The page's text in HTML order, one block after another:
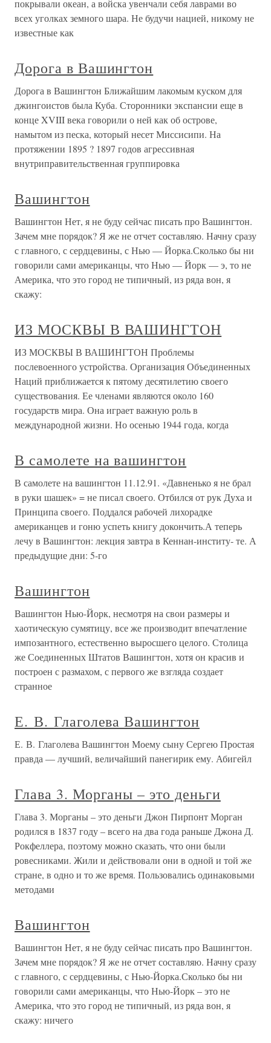
покрывали океан, а войска увенчали себя лаврами во
всех уголках земного шара. Не будучи нацией, никому не
известные как
Дорога в Вашингтон
Дорога в Вашингтон Ближайшим лакомым куском для
джингоистов была Куба. Сторонники экспансии еще в
конце XVIII века говорили о ней как об острове,
намытом из песка, который несет Миссисипи. На
протяжении 1895 ? 1897 годов агрессивная
внутриправительственная группировка
Вашингтон
Вашингтон Нет, я не буду сейчас писать про Вашингтон.
Зачем мне порядок? Я же не отчет составляю. Начну сразу
с главного, с сердцевины, с Нью — Йорка.Сколько бы ни
говорили сами американцы, что Нью — Йорк — э, то не
Америка, что это город не типичный, из ряда вон, я
скажу:
ИЗ МОСКВЫ В ВАШИНГТОН
ИЗ МОСКВЫ В ВАШИНГТОН Проблемы
послевоенного устройства. Организация Объединенных
Наций приближается к пятому десятилетию своего
существования. Ее членами являются около 160
государств мира. Она играет важную роль в
международной жизни. Но осенью 1944 года, когда
В самолете на вашингтон
В самолете на вашингтон 11.12.91. «Давненько я не брал
в руки шашек» = не писал своего. Отбился от рук Духа и
Принципа своего. Поддался рабочей лихорадке
американцев и гоню успеть книгу докончить.А теперь
лечу в Вашингтон: лекция завтра в Кеннан-институ- те. А
предыдущие дни: 5-го
Вашингтон
Вашингтон Нью-Йорк, несмотря на свои размеры и
хаотическую сумятицу, все же производит впечатление
импозантного, естественно выросшего целого. Столица
же Соединенных Штатов Вашингтон, хотя он красив и
построен с размахом, с первого же взгляда создает
странное
Е. В. Глаголева Вашингтон
Е. В. Глаголева Вашингтон Моему сыну Сергею Простая
правда — лучший, величайший панегирик ему. Абигейл
Глава 3. Морганы – это деньги
Глава 3. Морганы – это деньги Джон Пирпонт Морган
родился в 1837 году – всего на два года раньше Джона Д.
Рокфеллера, поэтому можно сказать, что они были
ровесниками. Жили и действовали они в одной и той же
стране, в одно и то же время. Пользовались одинаковыми
методами
Вашингтон
Вашингтон Нет, я не буду сейчас писать про Вашингтон.
Зачем мне порядок? Я же не отчет составляю. Начну сразу
с главного, с сердцевины, с Нью-Йорка.Сколько бы ни
говорили сами американцы, что Нью-Йорк – это не
Америка, что это город не типичный, из ряда вон, я
скажу: ничего